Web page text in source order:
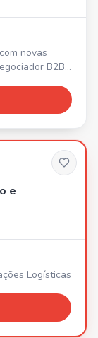
B2B
SC. 📍
– Joinville/SC
que inve
e
Logísticas